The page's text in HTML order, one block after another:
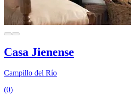
Casa Jienense
Campillo del Río
(0)